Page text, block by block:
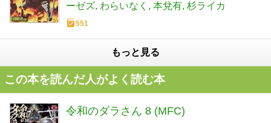
ーゼズ わらいなく 本兌有 杉ライカ
551
もっと見る
この本を読んだ人がよく読む本
令和のダラさん 8 (MFC)